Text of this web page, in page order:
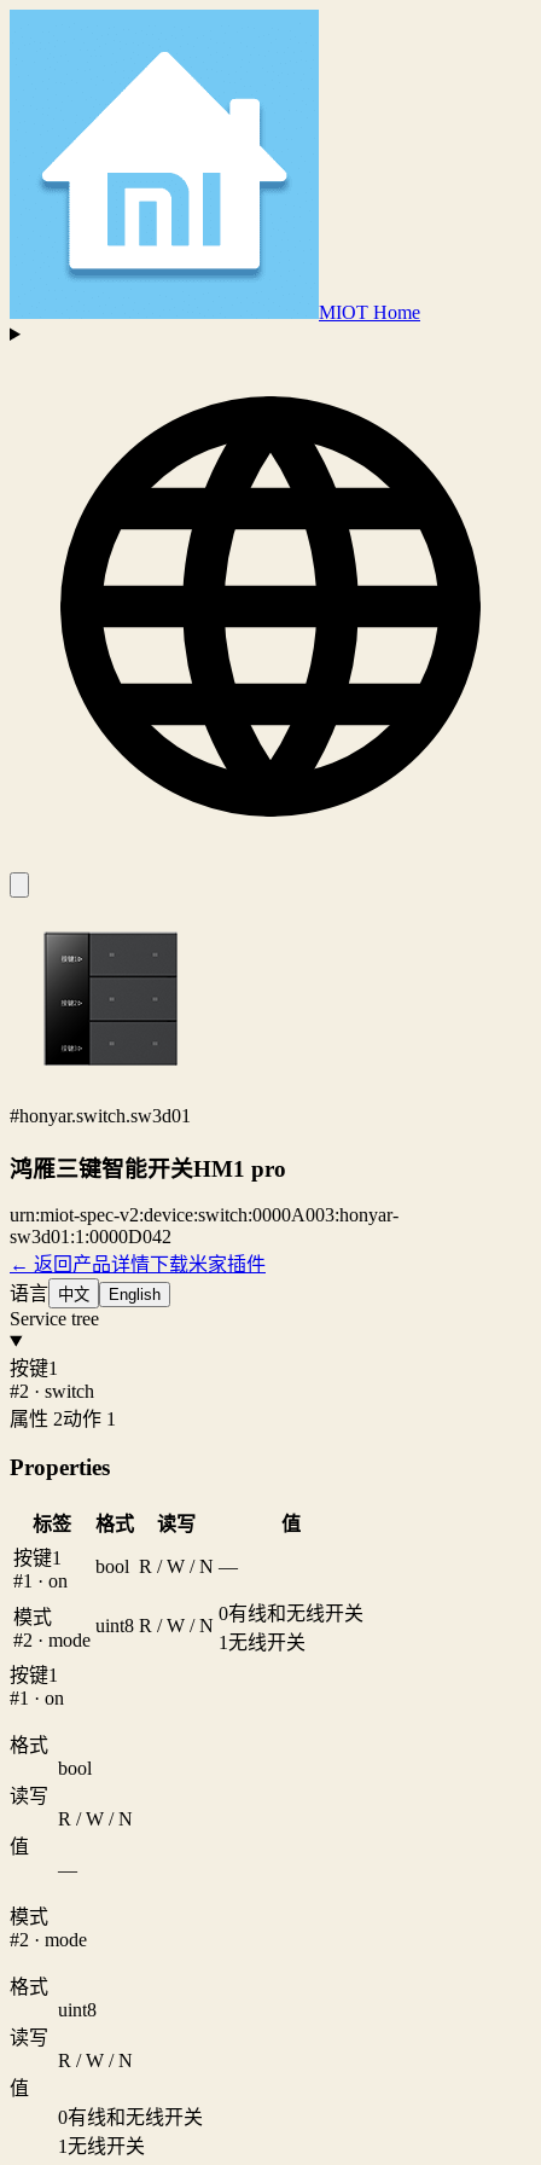
MIOT Home
#honyar.switch.sw3d01
鸿雁三键智能开关HM1 pro
urn:miot-spec-v2:device:switch:0000A003:honyar-
sw3d01:1:0000D042
← 返回产品详情下载米家插件
语言 中文 English
Service tree
按键1
#2 · switch
属性 2动作 1
Properties
标签 格式 读写
值
按键1
#1 · on
bool R / W / N —
模式
#2 · mode
uint8 R / W / N
0有线和无线开关
1无线开关
按键1
#1 · on
格式
bool
读写
R / W / N
值
—
模式
#2 · mode
格式
uint8
读写
R / W / N
值
0有线和无线开关
1无线开关